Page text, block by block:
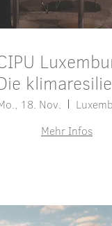
Stadt
18. Nov.
Mehr Infos